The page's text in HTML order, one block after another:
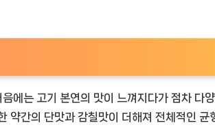
에는 고기 본연의 맛이 느껴지다가 점차 다
간의 단맛과 감칠맛이 더해져 전체적인 균